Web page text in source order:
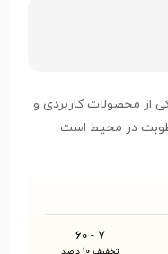
از محصولات کاربردی و
رطوبت در محیط است
7 - 60